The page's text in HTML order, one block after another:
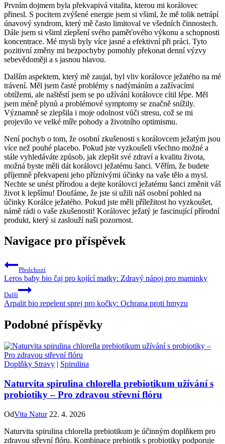
Prvním dojmem byla překvapivá vitalita, kterou mi korálovec
přinesl. S pocitem zvýšené energie jsem si všiml, že mě tolik netrápí
únavový syndrom, který mě často limitoval ve všedních činnostech.
Dále jsem si všiml zlepšení svého paměťového výkonu a schopnosti
koncentrace. Mé mysli byly více jasné a efektivní při práci. Tyto
pozitivní změny mi bezpochyby pomohly překonat denní výzvy
sebevědoměji a s jasnou hlavou.
Dalším aspektem, který mě zaujal, byl vliv korálovce ježatého na mé
trávení. Měl jsem časté problémy s nadýmáním a zažívacími
obtížemi, ale naštěstí jsem se po užívání korálovce cítil lépe. Měl
jsem méně plynů a problémové symptomy se značně snížily.
Významně se zlepšila i moje odolnost vůči stresu, což se mi
projevilo ve velké míře pohody a životního optimismu.
Není pochyb o tom, že osobní zkušenosti s korálovcem ježatým jsou
více než pouhé placebo. Pokud jste vyzkoušeli všechno možné a
stále vyhledáváte způsob, jak zlepšit své zdraví a kvalitu života,
možná byste měli dát korálovci ježatému šanci. Věřím, že budete
příjemně překvapeni jeho příznivými účinky na vaše tělo a mysl.
Nechte se unést přírodou a dejte korálovci ježatému šanci změnit váš
život k lepšímu! Doufáme, že jste si užili náš osobní pohled na
účinky Korálce ježatého. Pokud jste měli příležitost ho vyzkoušet,
námě rádi o vaše zkušenosti! Korálovec ježatý je fascinující přírodní
produkt, který si zaslouží naši pozornost.
Navigace pro příspěvek
Předchozí
Leros baby bio čaj pro kojící matky: Zdravý nápoj pro maminky
Další
Arpalit bio repelent sprej pro kočky: Ochrana proti hmyzu
Podobné příspěvky
Doplňky Stravy | Spirulina
Naturvita spirulina chlorella prebiotikum užívání s
probiotiky – Pro zdravou střevní flóru
OdVita Natur 22. 4. 2026
Naturvita spirulina chlorella prebiotikum je účinným doplňkem pro
zdravou střevní flóru. Kombinace prebiotik s probiotiky podporuje